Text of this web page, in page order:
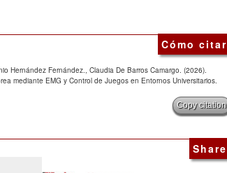
Cómo citar
Hernández Fernández., Claudia De Barros Camargo. (2026).
mediante EMG y Control de Juegos en Entornos Universitarios.
Copy citation
Share